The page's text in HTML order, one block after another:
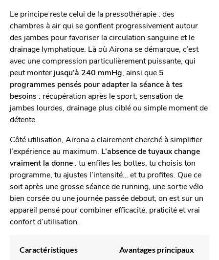
Le principe reste celui de la pressothérapie : des
chambres à air qui se gonflent progressivement autour
des jambes pour favoriser la circulation sanguine et le
drainage lymphatique. Là où Airona se démarque, c’est
avec une compression particulièrement puissante, qui
peut monter jusqu’à 240 mmHg, ainsi que 5
programmes pensés pour adapter la séance à tes
besoins : récupération après le sport, sensation de
jambes lourdes, drainage plus ciblé ou simple moment de
détente.
Côté utilisation, Airona a clairement cherché à simplifier
l’expérience au maximum. L’absence de tuyaux change
vraiment la donne : tu enfiles les bottes, tu choisis ton
programme, tu ajustes l’intensité… et tu profites. Que ce
soit après une grosse séance de running, une sortie vélo
bien corsée ou une journée passée debout, on est sur un
appareil pensé pour combiner efficacité, praticité et vrai
confort d’utilisation.
Caractéristiques Avantages principaux